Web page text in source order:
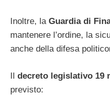
Inoltre, la Guardia di
mantenere l’ordine, la
anche della difesa
Il decreto legislativo 19
previsto: